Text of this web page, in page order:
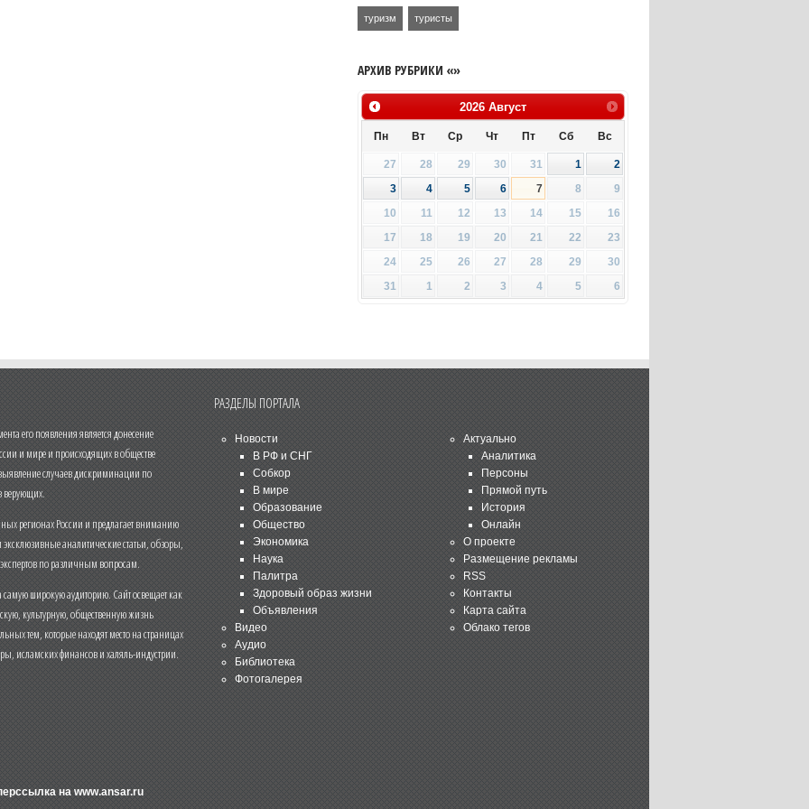
туризм туристы
АРХИВ РУБРИКИ «»
2026 Август
Пн Вт Ср Чт Пт Сб Вс
27 28 29 30 31 1
2
3
4 5 6 7 8
9
10
11 12 13 14 15
16
17
18 19 20 21 22
23
24
25 26 27 28 29
30
31
1 2 3 4 5 6
его появления является донесение
и мире и происходящих в обществе
случаев дискриминации по
регионах России и предлагает вниманию
аналитические статьи, обзоры,
по различным вопросам.
широкую аудиторию. Сайт освещает как
культурную, общественную жизнь
тем, которые находят место на страницах
исламских финансов и халяль-индустрии.
на www.ansar.ru
РАЗДЕЛЫ ПОРТАЛА
Новости
В РФ и СНГ
Собкор
В мире
Образование
Общество
Экономика
Наука
Палитра
Здоровый образ жизни
Объявления
Видео
Аудио
Библиотека
Фотогалерея
Актуально
Аналитика
Персоны
Прямой путь
История
Онлайн
О проекте
Размещение рекламы
RSS
Контакты
Карта сайта
Облако тегов